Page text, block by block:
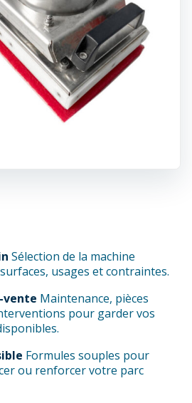
Sélection de la machine
usages et contraintes.
vente Maintenance, pièces
pour garder vos
Formules souples pour
ou renforcer votre parc